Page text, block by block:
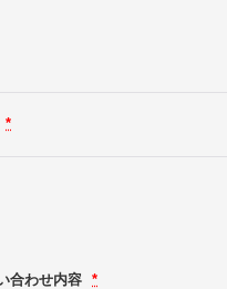
*
合わせ内容 *